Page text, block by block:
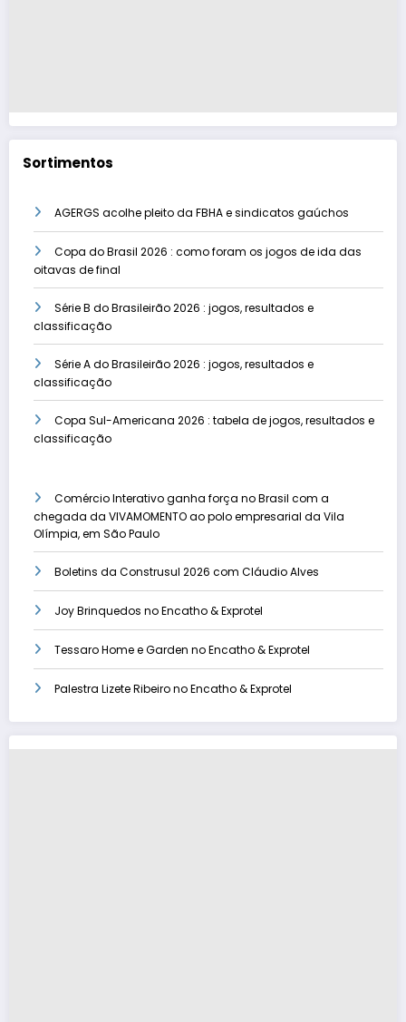
Sortimentos
AGERGS acolhe pleito da FBHA e sindicatos gaúchos
Copa do Brasil 2026 : como foram os jogos de ida das
oitavas de final
Série B do Brasileirão 2026 : jogos, resultados e
classificação
Série A do Brasileirão 2026 : jogos, resultados e
classificação
Copa Sul-Americana 2026 : tabela de jogos, resultados e
classificação
Comércio Interativo ganha força no Brasil com a
chegada da VIVAMOMENTO ao polo empresarial da Vila
Olímpia, em São Paulo
Boletins da Construsul 2026 com Cláudio Alves
Joy Brinquedos no Encatho & Exprotel
Tessaro Home e Garden no Encatho & Exprotel
Palestra Lizete Ribeiro no Encatho & Exprotel